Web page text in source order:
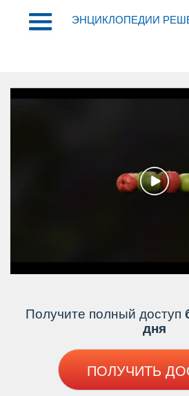
ЭНЦИКЛОПЕДИИ
Получите полный доступ
дня
ПОЛУЧИТЬ